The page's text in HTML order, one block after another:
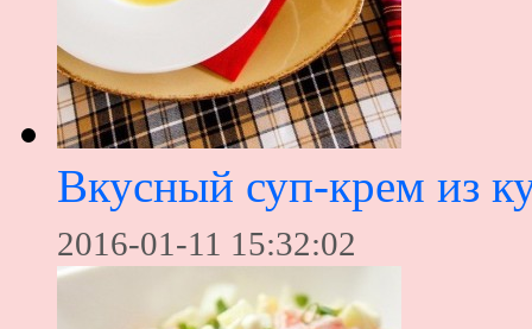
Вкусный суп-крем из
2016-01-11 15:32:02